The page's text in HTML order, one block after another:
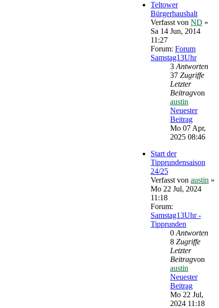
Teltower
Bürgerhaushalt
Verfasst von ND »
Sa 14 Jun, 2014
11:27
Forum: Forum
Samstag13Uhr
3 Antworten
37 Zugriffe
Letzter
Beitragvon
austin
Neuester
Beitrag
Mo 07 Apr,
2025 08:46
Start der
Tipprundensaison
24/25
Verfasst von austin »
Mo 22 Jul, 2024
11:18
Forum:
Samstag13Uhr -
Tipprunden
0 Antworten
8 Zugriffe
Letzter
Beitragvon
austin
Neuester
Beitrag
Mo 22 Jul,
2024 11:18